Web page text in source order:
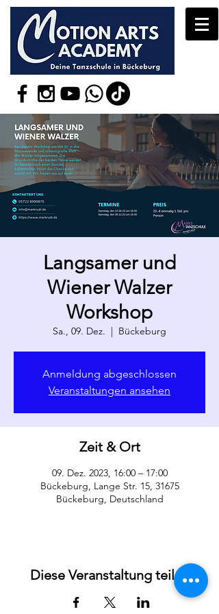
Langsamer und
Wiener Walzer
Workshop
Sa., 09. Dez.
  |
Bückeburg
Anmeldung abgeschlossen
Veranstaltungen ansehen
Zeit & Ort
09. Dez. 2023, 16:00 – 17:00
Bückeburg, Lange Str. 15, 31675
Bückeburg, Deutschland
Diese Veranstaltung teilen